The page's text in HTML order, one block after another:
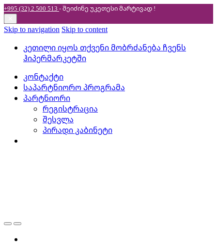
+995 (32) 2 500 513 - შეიძინე უკეთესიმარტივად !
Skip to navigation Skip to content
კეთილი იყოს თქვენი მობრძანება ჩვენს
ჰიპერმარკეტში
კონტაქტი
საპარტნიორო პროგრამა
პარტნიორი
რეგისტრაცია
შესვლა
პირადი კაბინეტი